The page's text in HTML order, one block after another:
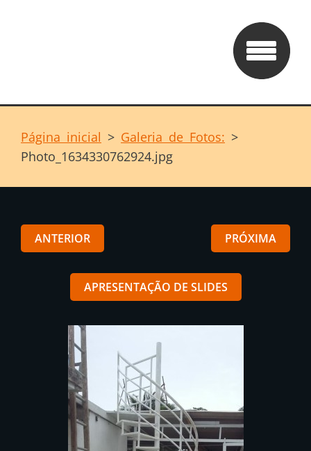
Página inicial > Galeria de Fotos: >
Photo_1634330762924.jpg
ANTERIOR PRÓXIMA
APRESENTAÇÃO DE SLIDES